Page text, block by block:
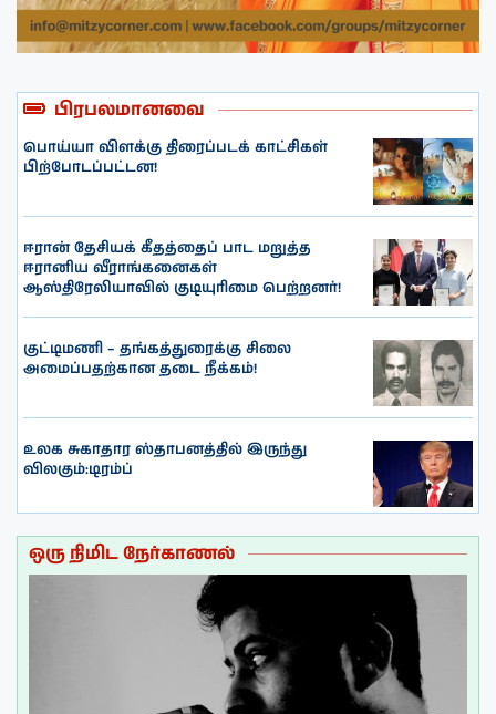
பிரபலமானவை
பொய்யா விளக்கு திரைப்படக் காட்சிகள்
பிற்போடப்பட்டன!
ஈரான் தேசியக் கீதத்தைப் பாட மறுத்த
ஈரானிய வீராங்கனைகள்
ஆஸ்திரேலியாவில் குடியுரிமை பெற்றனர்!
குட்டிமணி – தங்கத்துரைக்கு சிலை
அமைப்பதற்கான தடை நீக்கம்!
உலக சுகாதார ஸ்தாபனத்தில் இருந்து
விலகும்:டிரம்ப்
ஒரு நிமிட நேர்காணல்